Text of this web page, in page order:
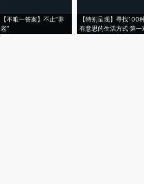
【不唯一答案】不止“养
老”
【特别呈现】寻找100
有意思的生活方式·第一